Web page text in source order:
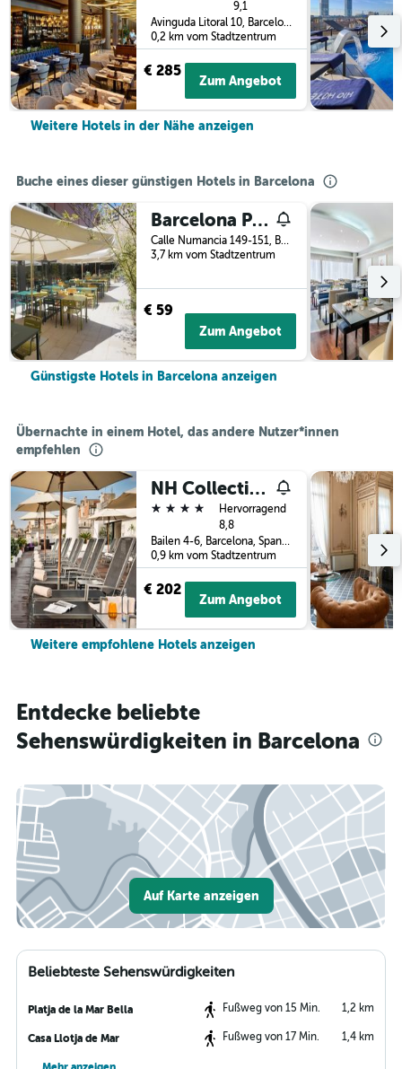
9,1
Avinguda Litoral 10, Barcelona, Spanien
0,2 km vom Stadtzentrum
€ 285
Zum Angebot
Weitere Hotels in der Nähe anzeigen
Buche eines dieser günstigen Hotels in Barcelona
Barcelona Pere Tarres Youth Hostel
Calle Numancia 149-151, Barcelona, Spanien
3,7 km vom Stadtzentrum
€ 59
Zum Angebot
Günstigste Hotels in Barcelona anzeigen
Übernachte in einem Hotel, das andere Nutzer*innen
empfehlen
NH Collection Barcelona Pódium
4 Sterne
Hervorragend
8,8
Bailen 4-6, Barcelona, Spanien
0,9 km vom Stadtzentrum
€ 202
Zum Angebot
Weitere empfohlene Hotels anzeigen
Entdecke beliebte
Sehenswürdigkeiten in Barcelona
Auf Karte anzeigen
Beliebteste Sehenswürdigkeiten
Platja de la Mar Bella Fußweg von 15 Min. 1,2 km
Casa Llotja de Mar Fußweg von 17 Min. 1,4 km